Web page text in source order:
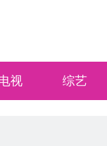
视 综艺